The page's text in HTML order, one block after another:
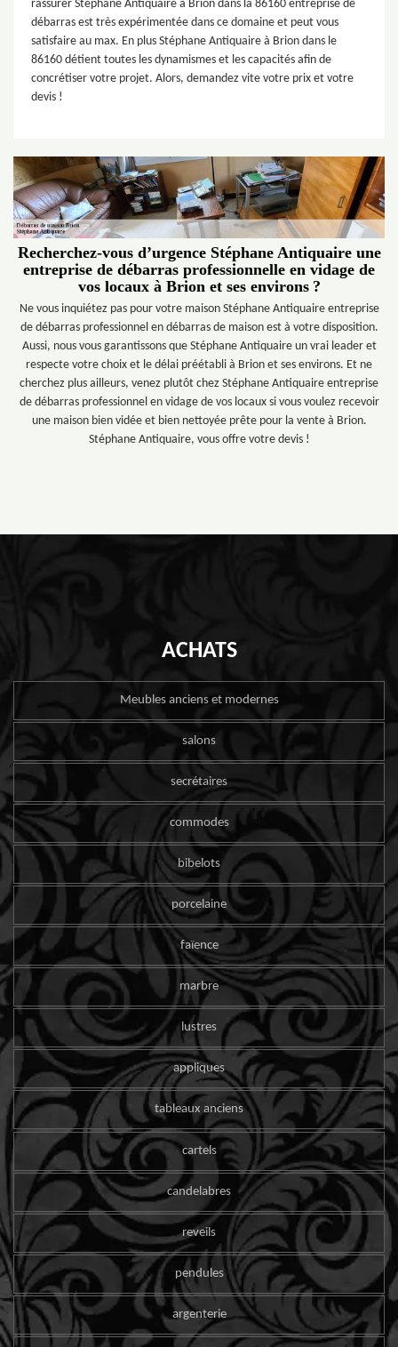
rassurer Stéphane Antiquaire à Brion dans la 86160 entreprise de
débarras est très expérimentée dans ce domaine et peut vous
satisfaire au max. En plus Stéphane Antiquaire à Brion dans le
86160 détient toutes les dynamismes et les capacités afin de
concrétiser votre projet. Alors, demandez vite votre prix et votre
devis !
Recherchez-vous d’urgence Stéphane Antiquaire une
entreprise de débarras professionnelle en vidage de
vos locaux à Brion et ses environs ?
Ne vous inquiétez pas pour votre maison Stéphane Antiquaire entreprise
de débarras professionnel en débarras de maison est à votre disposition.
Aussi, nous vous garantissons que Stéphane Antiquaire un vrai leader et
respecte votre choix et le délai préétabli à Brion et ses environs. Et ne
cherchez plus ailleurs, venez plutôt chez Stéphane Antiquaire entreprise
de débarras professionnel en vidage de vos locaux si vous voulez recevoir
une maison bien vidée et bien nettoyée prête pour la vente à Brion.
Stéphane Antiquaire, vous offre votre devis !
ACHATS
Meubles anciens et modernes
salons
secrétaires
commodes
bibelots
porcelaine
faïence
marbre
lustres
appliques
tableaux anciens
cartels
candelabres
reveils
pendules
argenterie